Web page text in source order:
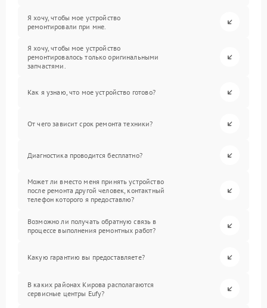
Я хочу, чтобы мое устройство
ремонтировали при мне.
Я хочу, чтобы мое устройство
ремонтировалось только оригинальными
запчастями.
Как я узнаю, что мое устройство готово?
От чего зависит срок ремонта техники?
Диагностика проводится бесплатно?
Может ли вместо меня принять устройство
после ремонта другой человек, контактный
телефон которого я предоставлю?
Возможно ли получать обратную связь в
процессе выполнения ремонтных работ?
Какую гарантию вы предоставляете?
В каких районах Кирова располагаются
сервисные центры Eufy?